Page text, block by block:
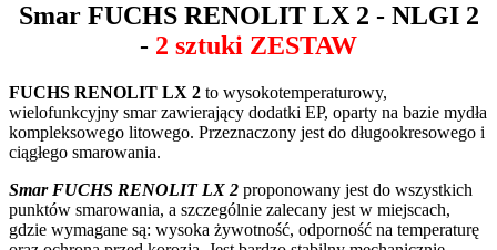
Smar FUCHS RENOLIT LX 2 - NLGI 2
- 2 sztuki ZESTAW
FUCHS RENOLIT LX 2 to wysokotemperaturowy,
wielofunkcyjny smar zawierający dodatki EP, oparty na bazie mydła
kompleksowego litowego. Przeznaczony jest do długookresowego i
ciągłego smarowania.
Smar FUCHS RENOLIT LX 2 proponowany jest do wszystkich
punktów smarowania, a szczególnie zalecany jest w miejscach,
gdzie wymagane są: wysoka żywotność, odporność na temperaturę